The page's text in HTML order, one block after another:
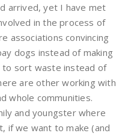
arrived, yet I have met
in the process of
associations convincing
dogs instead of making
to sort waste instead of
are other working with
whole communities.
and youngster where
if we want to make (and